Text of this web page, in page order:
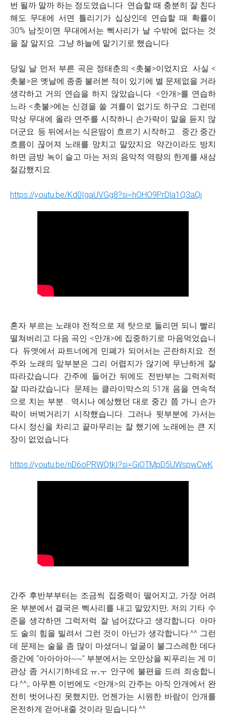
번 될까 말까 하는 정도였습니다. 연습할 때 충분히 잘 친다
해도 무대에 서면 틀리기가 십상인데 연습할 때 확률이
30% 남짓이면 무대에서는 삑사리가 날 수밖에 없다는 것
을 잘 알지요. 그냥 하늘에 맡기기로 했습니다.
당일 날 먼저 부른 곡은 정태춘의 <촛불>이었지요. 사실 <
촛불>은 옛날에 종종 불러본 적이 있기에 별 문제없을 거라
생각하고 거의 연습을 하지 않았습니다. <안개>를 연습하
느라 <촛불>에는 신경을 쓸 겨를이 없기도 하구요. 그런데
막상 무대에 올라 연주를 시작하니 손가락이 말을 듣지 않
더군요. 등 뒤에서는 식은땀이 흐르기 시작하고... 중간 중간
흐름이 끊어져 노래를 망치고 말았지요. 약간이라도 방치
하면 금방 녹이 슬고 마는 저의 음악적 역량의 한계를 새삼
절감했지요.
https://youtu.be/Kd0IgaUVGg8?si=hOHO9PrDla1Q3aQj
혼자 부르는 노래야 전적으로 제 탓으로 돌리면 되니 빨리
떨쳐버리고 다음 곡인 <안개>에 집중하기로 마음먹었습니
다. 듀엣에서 파트너에게 민폐가 되어서는 곤란하지요. 전
주와 노래의 앞부분은 그리 어렵지가 않기에 무난하게 잘
따라갔습니다. 간주에 들어간 뒤에도 전반부는 그럭저럭
잘 따라갔습니다. 문제는 클라이막스의 51개 음을 연속적
으로 치는 부분... 역시나 예상했던 대로 중간 쯤 가니 손가
락이 버벅거리기 시작했습니다. 그러나 뒷부분에 가서는
다시 정신을 차리고 끝마무리는 잘 했기에 노래에는 큰 지
장이 없었습니다.
https://youtu.be/nD6oPRWQtkI?si=GiOTMpD5UWspwCwK
간주 후반부부터는 조금씩 집중력이 떨어지고, 가장 어려
운 부분에서 결국은 삑사리를 내고 말았지만, 저의 기타 수
준을 생각하면 그럭저럭 잘 넘어갔다고 생각합니다. 아마
도 술의 힘을 빌려서 그런 것이 아닌가 생각합니다.^^ 그런
데 문제는 술을 좀 많이 마셨더니 얼굴이 불그스레한 데다
중간에 “아아아아~~” 부분에서는 오만상을 찌푸리는 게 미
관상 좀 거시기하네요.ㅠ,ㅜ 안구에 불편을 드려 죄송합니
다.^^;; 아무튼 이번에도 <안개>의 간주는 아직 안개에서 완
전히 벗어나진 못했지만, 언젠가는 시원한 바람이 안개를
온전하게 걷어내줄 것이라 믿습니다.^^